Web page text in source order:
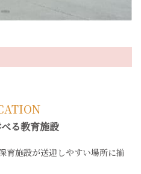
る教育施設
育施設が送迎しやすい場所に揃